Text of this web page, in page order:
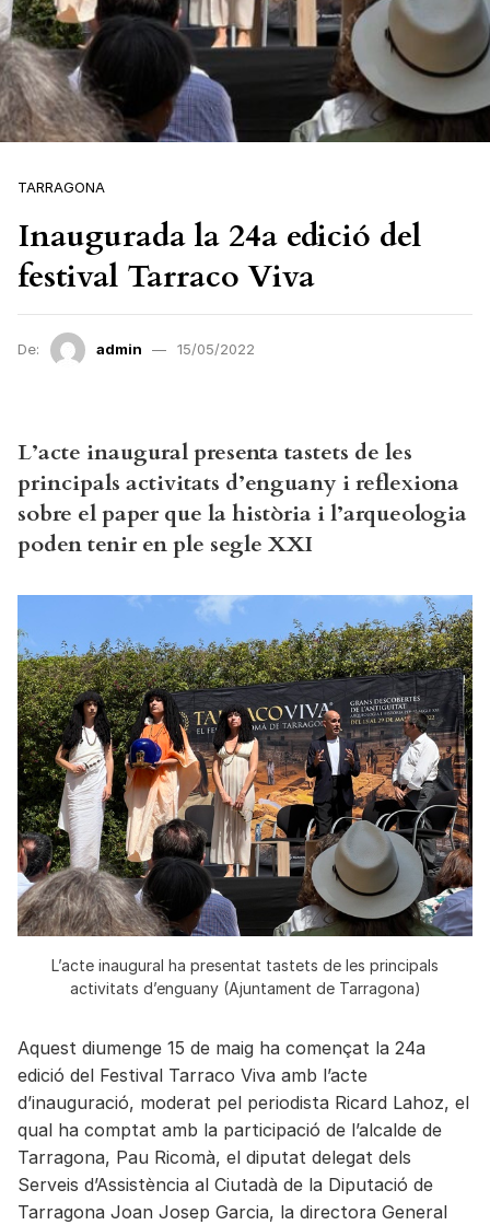
TARRAGONA
Inaugurada la 24a edició del
festival Tarraco Viva
De: admin 15/05/2022
L’acte inaugural presenta tastets de les
principals activitats d’enguany i reflexiona
sobre el paper que la història i l’arqueologia
poden tenir en ple segle XXI
L’acte inaugural ha presentat tastets de les principals
activitats d’enguany (Ajuntament de Tarragona)
Aquest diumenge 15 de maig ha començat la 24a
edició del Festival Tarraco Viva amb l’acte
d’inauguració, moderat pel periodista Ricard Lahoz, el
qual ha comptat amb la participació de l’alcalde de
Tarragona, Pau Ricomà, el diputat delegat dels
Serveis d’Assistència al Ciutadà de la Diputació de
Tarragona Joan Josep Garcia, la directora General